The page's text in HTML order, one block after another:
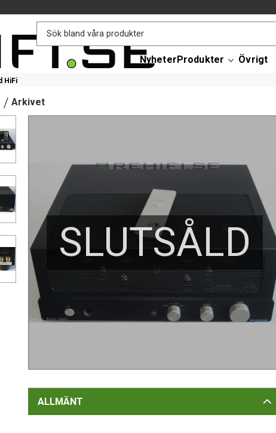
HiFi
NyheterProdukter Övrigt
Arkivet
SLUTSÅLD
ALLMÄNT